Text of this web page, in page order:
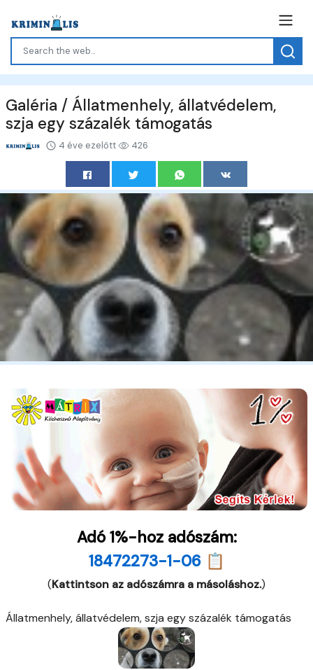
Galéria / Állatmenhely, állatvédelem,
szja egy százalék támogatás
4 éve ezelőtt 426
Adó 1%-hoz adószám:
18472273-1-06 📋
(Kattintson az adószámra a másoláshoz.)
Állatmenhely, állatvédelem, szja egy százalék támogatás